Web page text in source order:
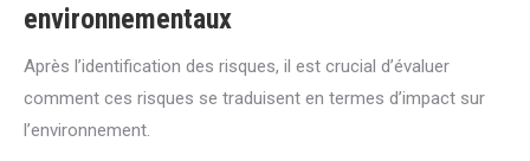
environnementaux
Après l’identification des risques, il est crucial d’évaluer
comment ces risques se traduisent en termes d’impact sur
l’environnement.